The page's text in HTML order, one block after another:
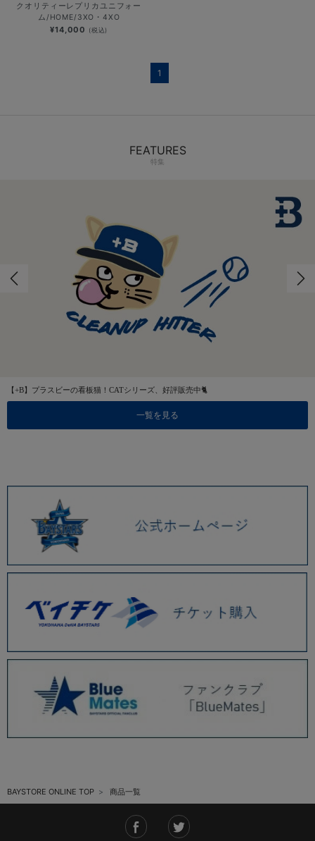
クオリティーレプリカユニフォー
ム/HOME/3XO・4XO
¥14,000 (税込)
1
FEATURES
特集
【+B】プラスビーの看板猫！CATシリーズ、好評販売中🐈
一覧を見る
BAYSTORE ONLINE TOP 商品一覧